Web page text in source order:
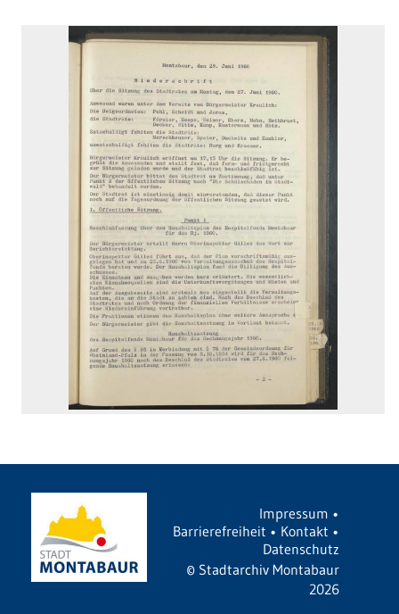
Impressum •
Barrierefreiheit • Kontakt •
Datenschutz
© Stadtarchiv Montabaur
2026